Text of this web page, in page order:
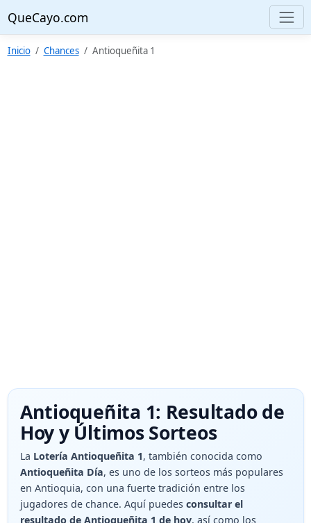
QueCayo.com
Inicio Chances Antioqueñita 1
Antioqueñita 1: Resultado de
Hoy y Últimos Sorteos
La Lotería Antioqueñita 1, también conocida como
Antioqueñita Día, es uno de los sorteos más populares
en Antioquia, con una fuerte tradición entre los
jugadores de chance. Aquí puedes consultar el
resultado de Antioqueñita 1 de hoy, así como los